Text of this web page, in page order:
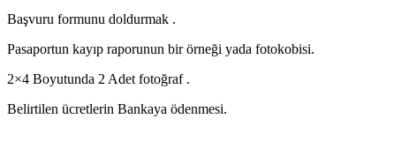
Başvuru formunu doldurmak .
Pasaportun kayıp raporunun bir örneği yada fotokobisi.
2×4 Boyutunda 2 Adet fotoğraf .
Belirtilen ücretlerin Bankaya ödenmesi.